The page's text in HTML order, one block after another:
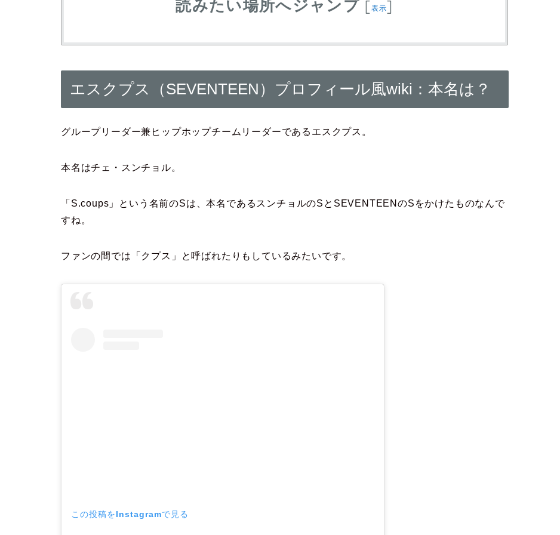
読みたい場所へジャンプ [表示]
エスクプス（SEVENTEEN）プロフィール風wiki：本名は？
グループリーダー兼ヒップホップチームリーダーであるエスクプス。
本名はチェ・スンチョル。
「S.coups」という名前のSは、本名であるスンチョルのSとSEVENTEENのSをかけたものなんで
すね。
ファンの間では「クプス」と呼ばれたりもしているみたいです。
この投稿をInstagramで見る